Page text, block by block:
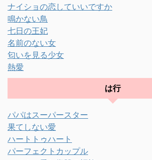
ナイショの恋していいですか
鳴かない鳥
七日の王妃
名前のない女
匂いを見る少女
熱愛
は行
パパはスーパースター
果てしない愛
ハートトゥハート
パーフェクトカップル